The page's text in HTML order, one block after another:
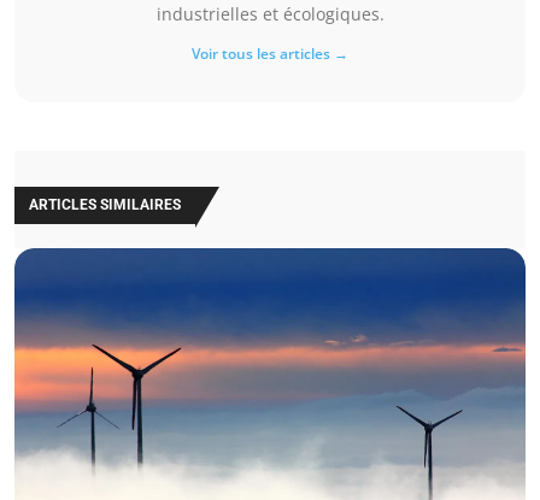
industrielles et écologiques.
Voir tous les articles →
ARTICLES SIMILAIRES